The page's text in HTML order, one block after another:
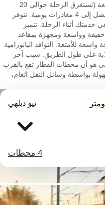
متنوعة للاختيار من بينها وأوقات سفر سريعة (تستغرق الرحلة حوالي 20
ساعات) وجدول مواعيد شامل يتضمن ما يصل إلى 4 مغادرات يومية. تتوفر
أثناء الرحلة. تتميز
وواسعة ومجهزة بمقاعد
للأمتعة. النوافذ البانورامية
على طول الطريق. سبب آخر
هو أن محطات القطار تقع بالقرب
بواسطة وسائل النقل العام،
نيو ديلهي
4 محطات